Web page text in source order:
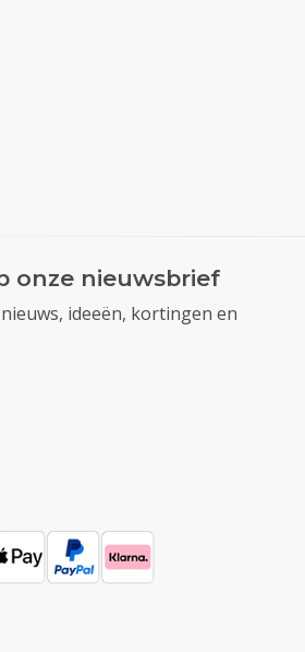
onze nieuwsbrief
ideeën, kortingen en